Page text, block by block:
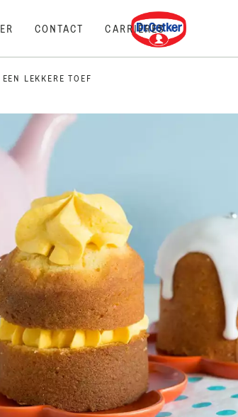
CONTACT CARRIÈRES
Dr. Oetker
LEKKERE TOEF